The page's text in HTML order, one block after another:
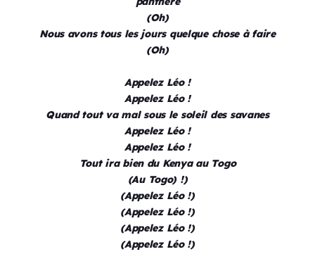
(Oh)
Nous avons tous les jours quelque chose à faire
(Oh)
Appelez Léo !
Appelez Léo !
Quand tout va mal sous le soleil des savanes
Appelez Léo !
Appelez Léo !
Tout ira bien du Kenya au Togo
(Au Togo) !)
(Appelez Léo !)
(Appelez Léo !)
(Appelez Léo !)
(Appelez Léo !)